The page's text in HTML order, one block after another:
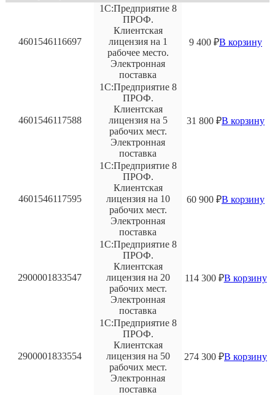
4601546116697
1С:Предприятие 8
ПРОФ.
Клиентская
лицензия на 1
рабочее место.
Электронная
поставка
9 400 ₽В корзину
4601546117588
1С:Предприятие 8
ПРОФ.
Клиентская
лицензия на 5
рабочих мест.
Электронная
поставка
31 800 ₽В корзину
4601546117595
1С:Предприятие 8
ПРОФ.
Клиентская
лицензия на 10
рабочих мест.
Электронная
поставка
60 900 ₽В корзину
2900001833547
1С:Предприятие 8
ПРОФ.
Клиентская
лицензия на 20
рабочих мест.
Электронная
поставка
114 300 ₽В корзину
2900001833554
1С:Предприятие 8
ПРОФ.
Клиентская
лицензия на 50
рабочих мест.
Электронная
поставка
274 300 ₽В корзину